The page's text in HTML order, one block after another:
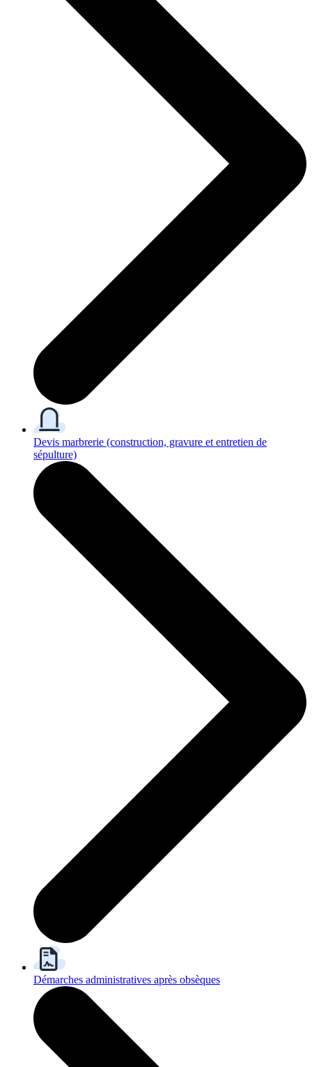
Devis marbrerie (construction, gravure et entretien de
sépulture)
Démarches administratives après obsèques